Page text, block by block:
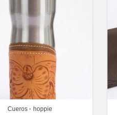
Cueros hoppie